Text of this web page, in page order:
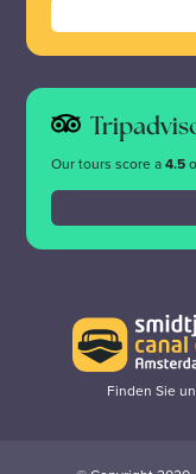
Our tours score a4.5
Finden Sie